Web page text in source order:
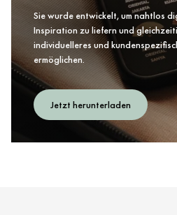
Sie wurde entwickelt, um nahtlos
Inspiration zu liefern und
individuelleres und
ermöglichen.
Jetzt herunterladen